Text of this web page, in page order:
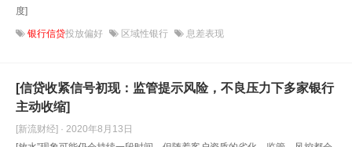
度]
银行信贷投放偏好 区域性银行 息差表现
[信贷收紧信号初现：监管提示风险，不良压力下多家银行
主动收缩]
[新流财经] · 2020年8月13日